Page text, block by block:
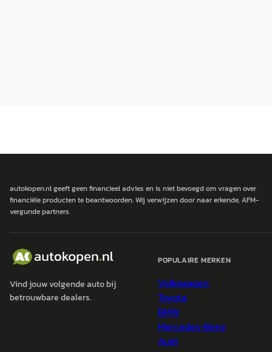
autokopen.nl geeft geen financieel advies en is niet bevoegd om vragen over
financiële producten te beantwoorden. Wij verwijzen door naar erkende, AFM-
vergunde partners.
Vind jouw volgende auto bij
betrouwbare dealers.
POPULAIRE MERKEN
Volkswagen
Toyota
BMW
Mercedes-Benz
Audi